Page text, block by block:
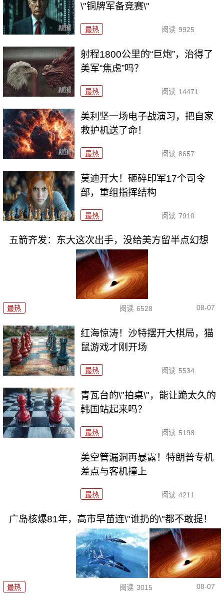
\"铜牌军备竞赛\"
最热 阅读 9925
射程1800公里的“巨炮”，治得了
美军“焦虑”吗？
最热 阅读 14471
美利坚一场电子战演习，把自家
救护机送了命！
最热 阅读 8657
莫迪开大！砸碎印军17个司令
部，重组指挥结构
最热 阅读 7910
五箭齐发：东大这次出手，没给美方留半点幻想
最热 阅读 6528 08-07
红海惊涛！沙特摆开大棋局，猫
鼠游戏才刚开场
最热 阅读 5534
青瓦台的\"拍桌\"，能让跪太久的
韩国站起来吗？
最热 阅读 5198
美空管漏洞再暴露！特朗普专机
差点与客机撞上
最热 阅读 4211
广岛核爆81年，高市早苗连\"谁扔的\"都不敢提！
最热 阅读 3015 08-07